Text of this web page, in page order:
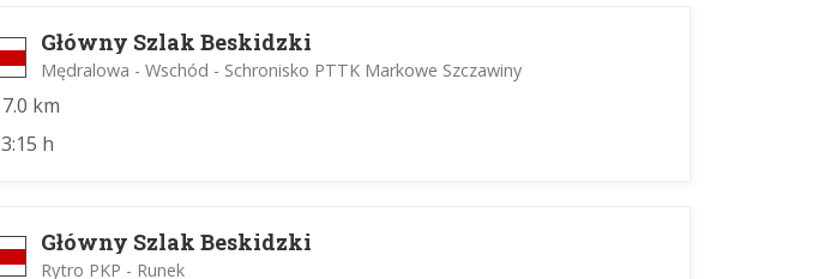
Główny Szlak Beskidzki
Mędralowa - Wschód - Schronisko PTTK Markowe Szczawiny
7.0 km
3:15 h
Główny Szlak Beskidzki
Rytro PKP - Runek